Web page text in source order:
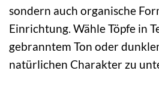
sondern auch organische
Einrichtung. Wähle Töpfe in
gebranntem Ton oder
natürlichen Charakter zu